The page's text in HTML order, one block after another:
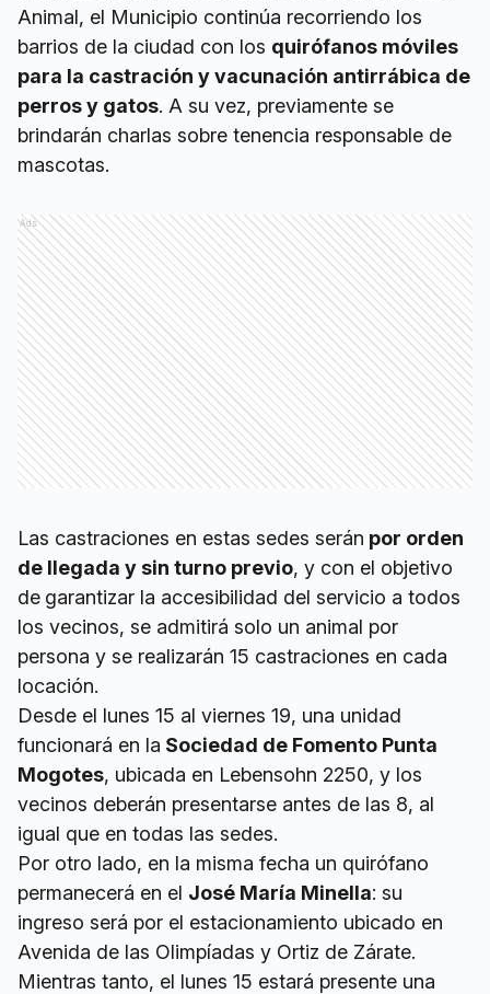
Animal, el Municipio continúa recorriendo los
barrios de la ciudad con los quirófanos móviles
para la castración y vacunación antirrábica de
perros y gatos. A su vez, previamente se
brindarán charlas sobre tenencia responsable de
mascotas.
Ads
Las castraciones en estas sedes serán por orden
de llegada y sin turno previo, y con el objetivo
de garantizar la accesibilidad del servicio a todos
los vecinos, se admitirá solo un animal por
persona y se realizarán 15 castraciones en cada
locación.
Desde el lunes 15 al viernes 19, una unidad
funcionará en la Sociedad de Fomento Punta
Mogotes, ubicada en Lebensohn 2250, y los
vecinos deberán presentarse antes de las 8, al
igual que en todas las sedes.
Por otro lado, en la misma fecha un quirófano
permanecerá en el José María Minella: su
ingreso será por el estacionamiento ubicado en
Avenida de las Olimpíadas y Ortiz de Zárate.
Mientras tanto, el lunes 15 estará presente una